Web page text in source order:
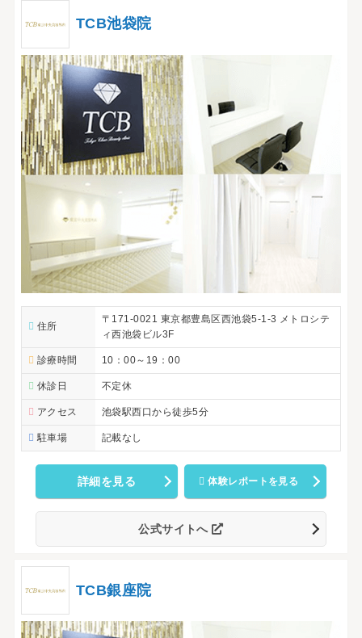
TCB池袋院
住所
〒171-0021 東京都豊島区西池袋5-1-3 メトロシテ
ィ西池袋ビル3F
診療時間 10：00～19：00
休診日 不定休
アクセス 池袋駅西口から徒歩5分
駐車場 記載なし
詳細を見る 体験レポートを見る
公式サイトへ
TCB銀座院